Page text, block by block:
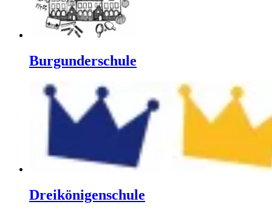
Burgunderschule
Dreikönigenschule